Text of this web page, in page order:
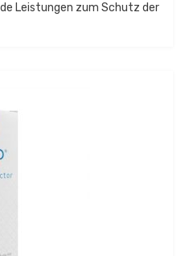
Leistungen zum Schutz der